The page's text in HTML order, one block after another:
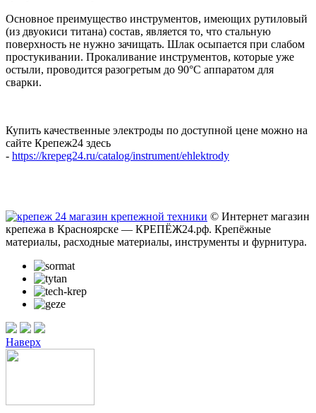
Основное преимущество инструментов, имеющих рутиловый
(из двуокиси титана) состав, является то, что стальную
поверхность не нужно зачищать. Шлак осыпается при слабом
простукивании. Прокаливание инструментов, которые уже
остыли, проводится разогретым до 90°C аппаратом для
сварки.
Купить качественные электроды по доступной цене можно на
сайте Крепеж24 здесь
- https://krepeg24.ru/catalog/instrument/ehlektrody
© Интернет магазин
крепежа в Красноярске — КРЕПЁЖ24.рф. Крепёжные
материалы, расходные материалы, инструменты и фурнитура.
Наверх